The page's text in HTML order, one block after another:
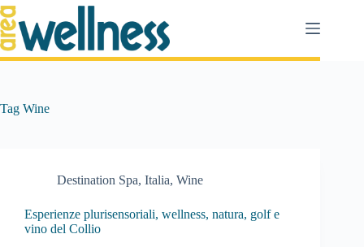
Salta
al
contenuto
Tag Wine
Destination Spa, Italia, Wine
Esperienze plurisensoriali, wellness, natura, golf e
vino del Collio